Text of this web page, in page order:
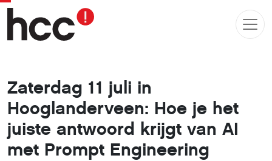
Zaterdag 11 juli in
Hooglanderveen: Hoe je het
juiste antwoord krijgt van AI
met Prompt Engineering